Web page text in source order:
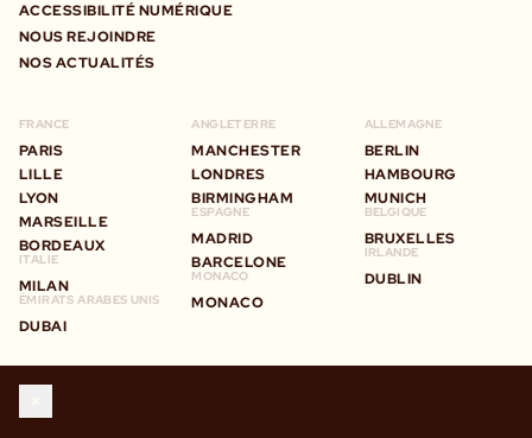
ACCESSIBILITÉ NUMÉRIQUE
NOUS REJOINDRE
NOS ACTUALITÉS
FRANCE
PARIS
LILLE
LYON
MARSEILLE
BORDEAUX
ITALIE
MILAN
ÉMIRATS ARABES UNIS
DUBAI
ANGLETERRE
MANCHESTER
LONDRES
BIRMINGHAM
ESPAGNE
MADRID
BARCELONE
MONACO
MONACO
ALLEMAGNE
BERLIN
HAMBOURG
MUNICH
BELGIQUE
BRUXELLES
IRLANDE
DUBLIN
STAY IN TOUCH